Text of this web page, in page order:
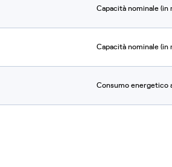
Capacità nominale
Capacità nominale
Consumo energetico